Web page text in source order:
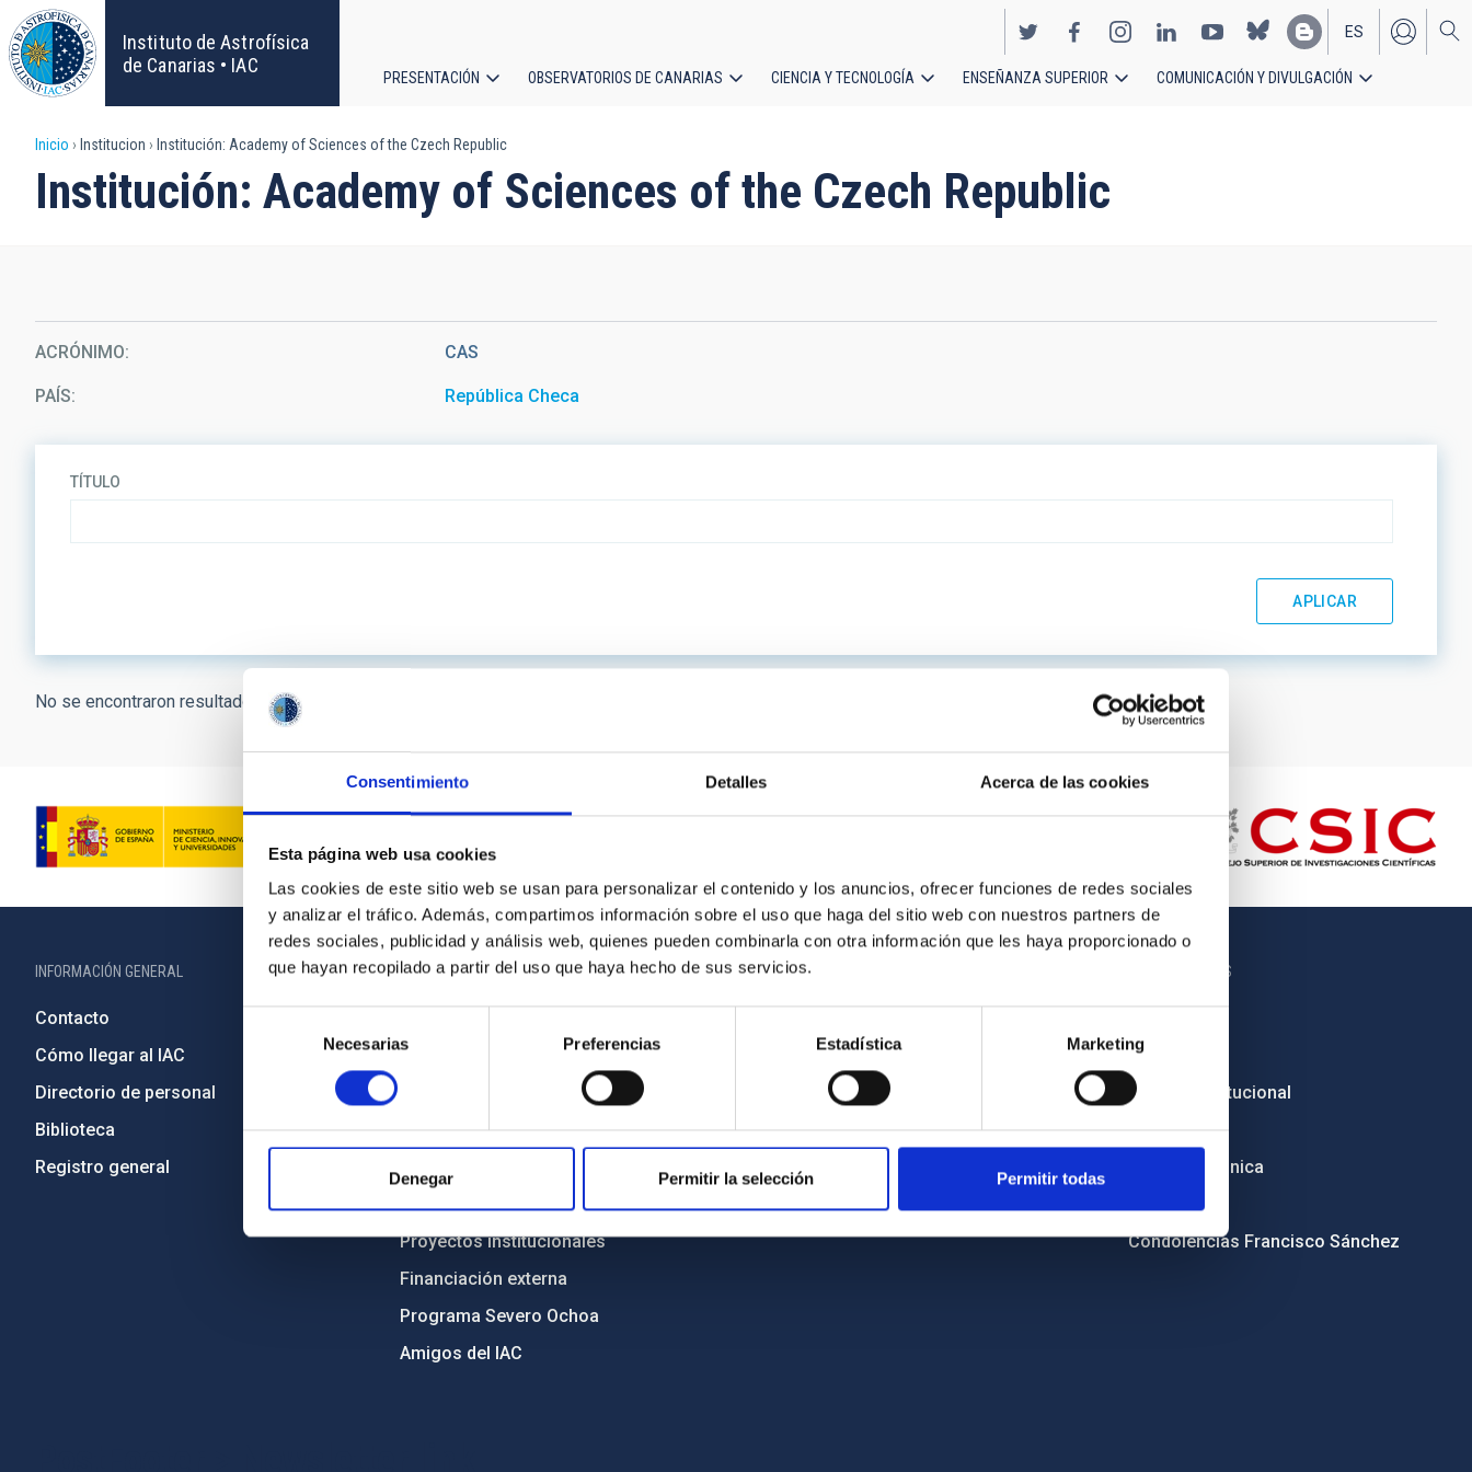
Consentimiento Detalles Acerca de las cookies
Esta página web usa cookies
Las cookies de este sitio web se usan para personalizar el contenido y los anuncios, ofrecer funciones de redes sociales
y analizar el tráfico. Además, compartimos información sobre el uso que haga del sitio web con nuestros partners de
redes sociales, publicidad y análisis web, quienes pueden combinarla con otra información que les haya proporcionado o
que hayan recopilado a partir del uso que haya hecho de sus servicios.
consentimiento
Necesarias Preferencias Estadística Marketing
Denegar Permitir la selección Permitir todas
Pasar
al
contenido
principal
Instituto de Astrofísica
de Canarias • IAC
EN
ES
principal
PRESENTACIÓN OBSERVATORIOS DE CANARIAS CIENCIA Y TECNOLOGÍA ENSEÑANZA SUPERIOR COMUNICACIÓN Y DIVULGACIÓN
Sobrescribir
enlaces
a
la
navegación
Inicio Institucion Institución: Academy of Sciences of the Czech Republic
Institución: Academy of Sciences of the Czech Republic
ACRÓNIMO CAS
PAÍS República Checa
TÍTULO
No se encontraron resultados.
INFORMACIÓN GENERAL
Contacto
Cómo llegar al IAC
Directorio de personal
Biblioteca
Registro general
INFORMACIÓN INSTITUCIONAL
Transparencia
Código ético y política antifraude
Igualdad y diversidad de género
Medio Ambiente y Sostenibilidad
Proyectos institucionales
Financiación externa
Programa Severo Ochoa
Amigos del IAC
PORTAL DEL IAC
Políticas de privacidad
Aviso legal
Política de cookies
Accesibilidad
OTROS ENLACES
Licitaciones
Imagen institucional
RSS
Sede electrónica
Canal ético
Condolencias Francisco Sánchez